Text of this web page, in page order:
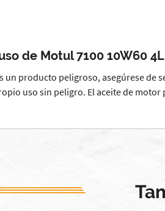
de Motul 7100 10W60 4L
un producto peligroso, asegúrese
uso sin peligro. El aceite de